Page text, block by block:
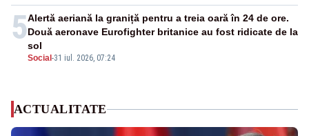
5
Social -31 iul. 2026, 07:24
Alertă aeriană la graniță pentru a treia oară în 24 de ore.
Două aeronave Eurofighter britanice au fost ridicate de la
sol
ACTUALITATE